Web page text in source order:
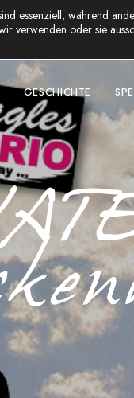
GESCHICHTE
essenziell, während
verwenden oder sie